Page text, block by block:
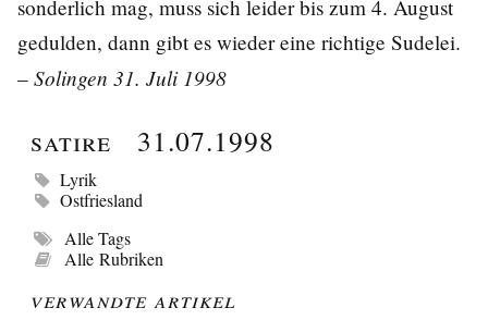
sonderlich mag, muss sich leider bis zum 4. August
gedulden, dann gibt es wieder eine richtige Sudelei.
– Solingen 31. Juli 1998
Satire 31.07.1998
Lyrik
Ostfriesland
Alle Tags
Alle Rubriken
Verwandte Artikel